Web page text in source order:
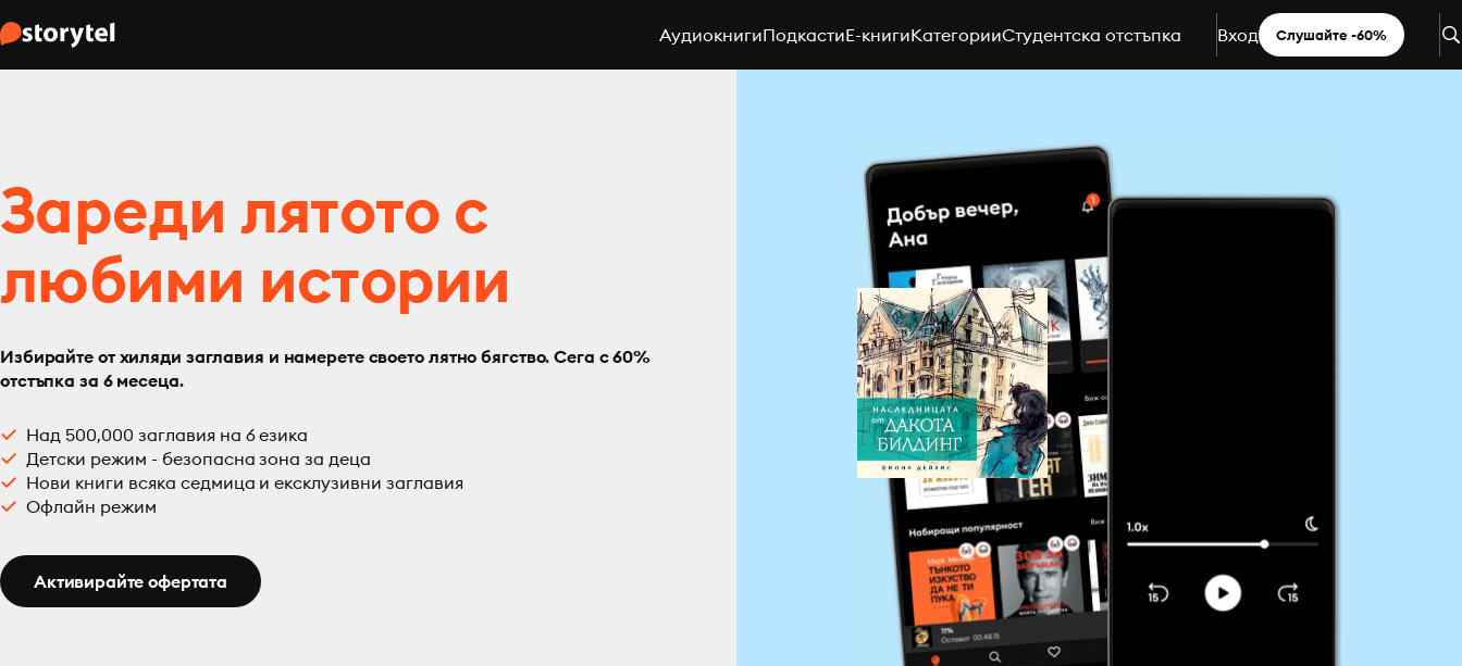
АудиокнигиПодкастиE-книгиКатегорииСтудентска отстъпка Вход Слушайте -60%
Зареди лятото с
любими истории
Избирайте от хиляди заглавия и намерете своето лятно бягство. Сега с 60%
отстъпка за 6 месеца.
Над 500,000 заглавия на 6 езика
Детски режим - безопасна зона за деца
Нови книги всяка седмица и ексклузивни заглавия
Офлайн режим
Активирайте офертата